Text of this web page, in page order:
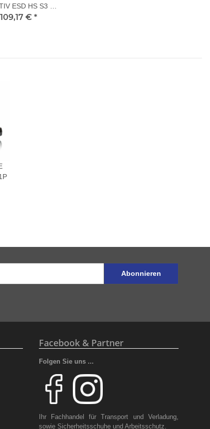
ESD HS S3 46
L
109,17 € *
Abonnieren
Facebook & Partner
Folgen Sie uns ...
Ihr Fachhandel für Transport und Verladung,
sowie Sicherheitsschuhe und Arbeitsschutz.